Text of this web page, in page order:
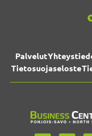
Palvelut
Tietosuojaseloste